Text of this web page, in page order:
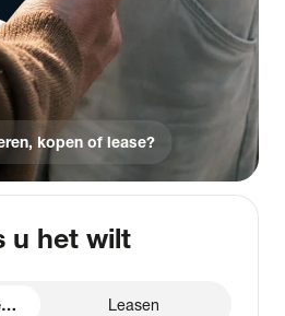
kopen of lease?
u het wilt
Leasen